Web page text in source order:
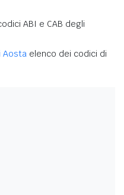
ABI e CAB degli
Aosta elenco dei codici di